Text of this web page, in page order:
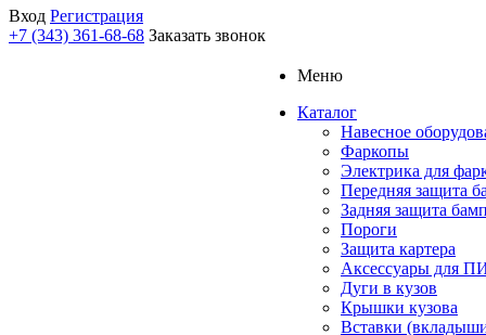
Вход Регистрация
+7 (343) 361-68-68 Заказать звонок
Меню
Каталог
Навесное
Фаркопы
Электрика для
Передняя защита
Задняя защита
Пороги
Защита картера
Аксессуары для
Дуги в кузов
Крышки кузова
Вставки